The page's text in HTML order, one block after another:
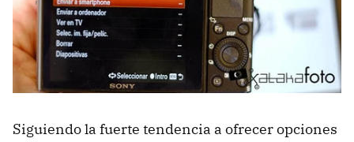
Siguiendo la fuerte tendencia a ofrecer opciones